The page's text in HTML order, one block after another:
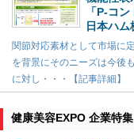
「P-コ
日本ハ
関節対応素材として市場に
を背景にそのニーズは今後
に対し・・・【記事詳細】
健康美容EXPO 企業特集